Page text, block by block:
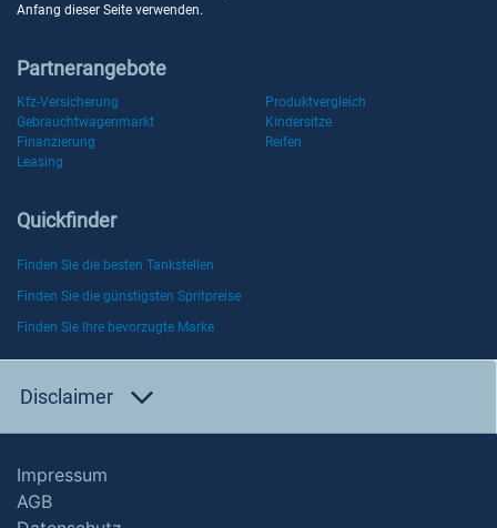
Anfang dieser Seite verwenden.
Partnerangebote
Kfz-Versicherung
Produktvergleich
Gebrauchtwagenmarkt
Kindersitze
Finanzierung
Reifen
Leasing
Quickfinder
Finden Sie die besten Tankstellen
Finden Sie die günstigsten Spritpreise
Finden Sie Ihre bevorzugte Marke
Disclaimer
Impressum
AGB